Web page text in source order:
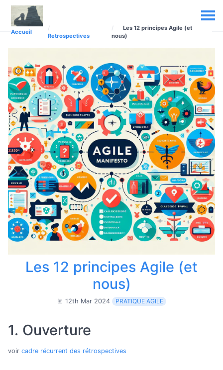
Accueil
Retrospectives
Les 12 principes Agile (et
nous)
Les 12 principes Agile (et
nous)
12th Mar 2024 PRATIQUE AGILE
1. Ouverture
voir cadre récurrent des rétrospectives